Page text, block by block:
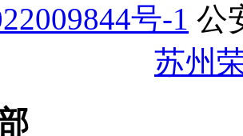
号-1 公
苏州